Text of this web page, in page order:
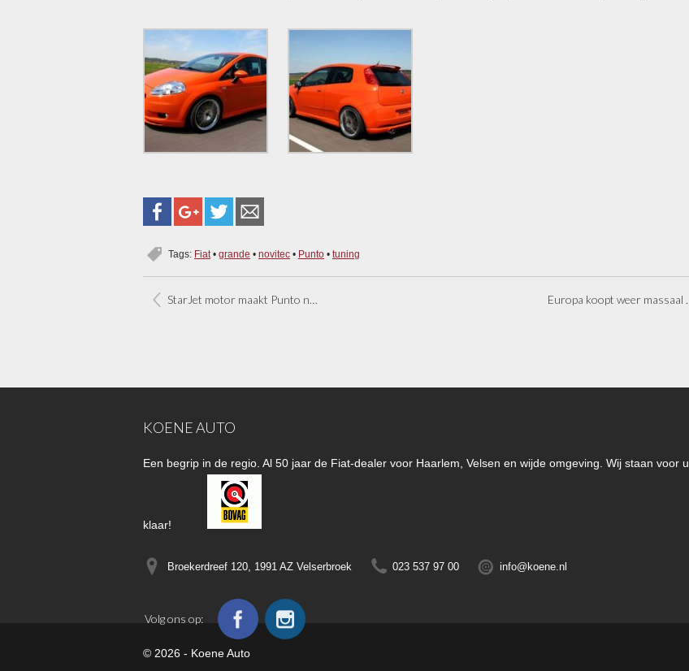
Tags: Fiat • grande • novitec • Punto • tuning
StarJet motor maakt Punto nog schoner Europa koopt weer massaal auto’s
KOENE AUTO
Een begrip in de regio. Al 50 jaar de Fiat-dealer voor Haarlem, Velsen en wijde omgeving. Wij staan voor u
klaar!
Broekerdreef 120, 1991 AZ Velserbroek 023 537 97 00 info@koene.nl
Volg ons op:
© 2026 - Koene Auto